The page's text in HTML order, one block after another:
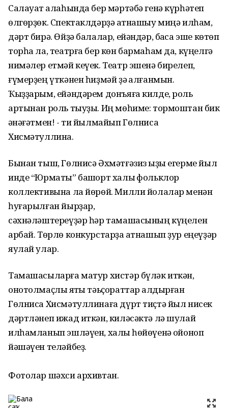
Салауат ҡалаһында бер мәртәбә генә күрһәтеп
өлгөрҙөк. Спектаклдәрҙә ҡатнашыу миңә илһам,
дәрт бирә. Өйҙә балалар, ейәндәр, баҡса эше көтөп
торһа ла, театрға бер көн бармаһам да, күңелгә
нимәлер етмәй кеүек. Театр эшенә бирелеп,
ғүмерҙең үткәнен һиҙмәй ҙә ҡалғанмын.
Ҡыҙҙарым, ейәндәрем донъяға килде, роль
артынан роль тыуҙы. Иң мөһиме: тормоштан бик
ҡәнәғәтмен! - ти йылмайып Гөлниса
Хисмәтуллина.
Бынан тыш, Гөлнисә Әхмәтғәзиз ҡыҙы егерме йыл
инде “Юрматы” башҡорт халыҡ фольклор
коллективына ла йөрөй. Милли йолалар менән
һуғарылған йырҙар,
сәхнәләштереүҙәр һәр тамашасының күңелен
арбай. Төрлө конкурстарҙа ҡатнашып ҙур еңеүҙәр
яулай улар.
Тамашасыларға матур хистәр бүләк иткән,
онотолмаҫлыҡ яҡты тәьҫораттар ҡалдырған
Гөлниса Хисмәтуллинаға дүрт тиҫтә йыл нисек
дәртләнеп ижад иткән, киләсәктә лә шулай
илһамланып эшләүен, халыҡ һөйөүенә ҡойоноп
йәшәүен теләйбеҙ.
Фотолар шәхси архивтан.